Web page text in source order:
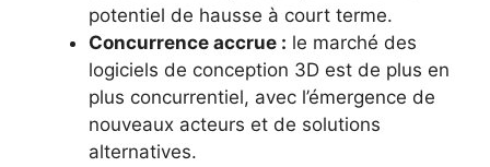
potentiel de hausse à court terme.
Concurrence accrue : le marché des
logiciels de conception 3D est de plus en
plus concurrentiel, avec l’émergence de
nouveaux acteurs et de solutions
alternatives.